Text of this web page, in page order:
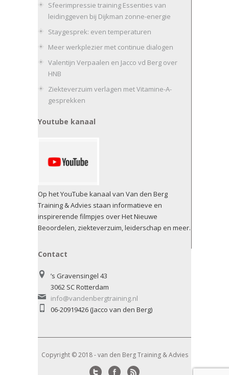
Sfeerimpressie training Essenties van
leidinggeven bij Dijkman zonne-energie
Staygesprek: even temperaturen
Meer werkplezier met continue dialogen
Valentijn Verpaalen en Jacco vd Berg over
HNB
Ziekteverzuim verlagen met Vitamine-A-
gesprekken
Youtube kanaal
Op het YouTube kanaal van Van den Berg
Training & Advies staan informatieve en
inspirerende filmpjes over Het Nieuwe
Beoordelen, ziekteverzuim, leiderschap en meer.
Contact
’s Gravensingel 43
3062 SC Rotterdam
info@vandenbergtraining.nl
06-20919426 (Jacco van den Berg)
Copyright © 2018 - van den Berg Training & Advies
Twitter Facebook